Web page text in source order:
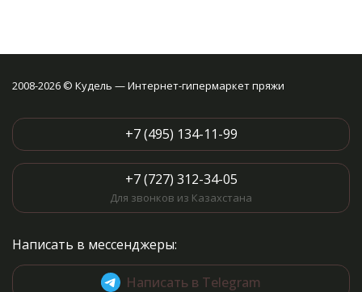
2008-2026 © Кудель — Интернет-гипермаркет пряжи
+7 (495) 134-11-99
+7 (727) 312-34-05
Для звонков из Казахстана
Написать в мессенджеры:
Написать в Telegram